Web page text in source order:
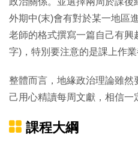
外期中(末)會有對於某一地區
老師的格式撰寫一篇自己有
字)，特別要注意的是課上作業
整體而言，地緣政治理論雖然
己用心精讀每周文獻，相信一
課程大綱